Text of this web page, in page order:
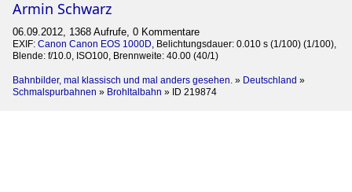
Armin Schwarz
06.09.2012, 1368 Aufrufe, 0 Kommentare
EXIF: Canon Canon EOS 1000D, Belichtungsdauer: 0.010 s (1/100) (1/100),
Blende: f/10.0, ISO100, Brennweite: 40.00 (40/1)
Bahnbilder, mal klassisch und mal anders gesehen. » Deutschland »
Schmalspurbahnen » Brohltalbahn » ID 219874